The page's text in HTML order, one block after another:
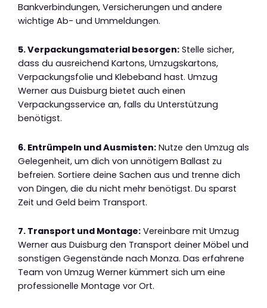
Bankverbindungen, Versicherungen und andere
wichtige Ab- und Ummeldungen.
5. Verpackungsmaterial besorgen: Stelle sicher,
dass du ausreichend Kartons, Umzugskartons,
Verpackungsfolie und Klebeband hast. Umzug
Werner aus Duisburg bietet auch einen
Verpackungsservice an, falls du Unterstützung
benötigst.
6. Entrümpeln und Ausmisten: Nutze den Umzug als
Gelegenheit, um dich von unnötigem Ballast zu
befreien. Sortiere deine Sachen aus und trenne dich
von Dingen, die du nicht mehr benötigst. Du sparst
Zeit und Geld beim Transport.
7. Transport und Montage: Vereinbare mit Umzug
Werner aus Duisburg den Transport deiner Möbel und
sonstigen Gegenstände nach Monza. Das erfahrene
Team von Umzug Werner kümmert sich um eine
professionelle Montage vor Ort.